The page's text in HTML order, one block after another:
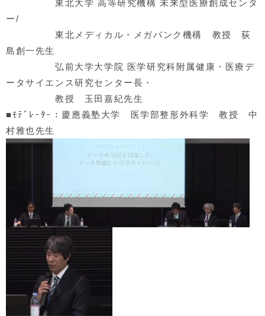
東北大学 高等研究機構 未来型医療創成センタ
ー/
東北メディカル・メガバンク機構 教授 荻
島創一先生
弘前大学大学院 医学研究科附属健康・医療デ
ータサイエンス研究センター長・
教授 玉田嘉紀先生
■ﾓﾃﾞﾚｰﾀｰ：慶應義塾大学 医学部整形外科学 教授 中
村雅也先生